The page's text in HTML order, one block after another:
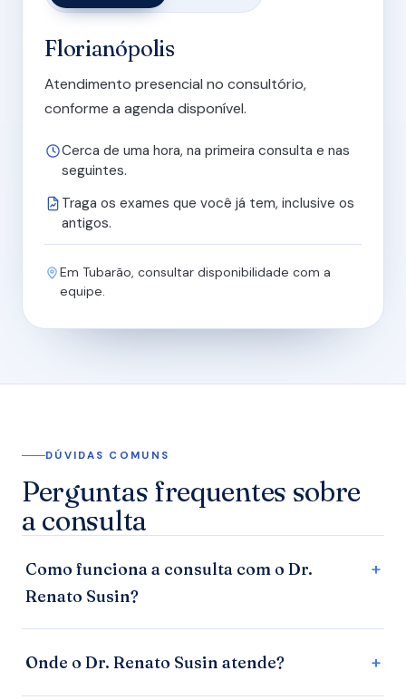
Florianópolis
Atendimento presencial no consultório,
conforme a agenda disponível.
Cerca de uma hora, na primeira consulta e nas
seguintes.
Traga os exames que você já tem, inclusive os
antigos.
Em Tubarão, consultar disponibilidade com a
equipe.
DÚVIDAS COMUNS
Perguntas frequentes sobre
a consulta
Como funciona a consulta com o Dr.
Renato Susin?
Onde o Dr. Renato Susin atende?